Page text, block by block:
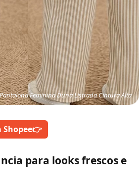
Feminina Duna Listrada Cintura Alta
Shopee👉
para looks frescos e